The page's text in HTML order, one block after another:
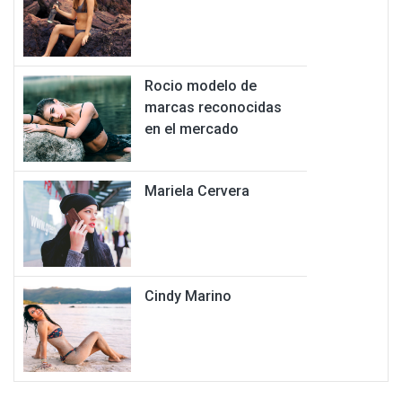
Rocio modelo de
marcas reconocidas
en el mercado
Mariela Cervera
Cindy Marino